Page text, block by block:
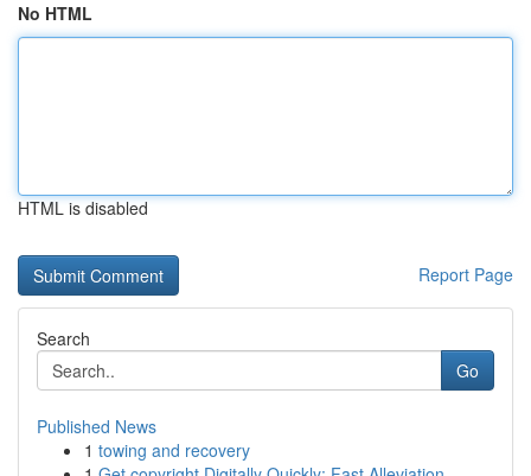
No HTML
HTML is disabled
Report Page
Search
Go
Published News
1 towing and recovery